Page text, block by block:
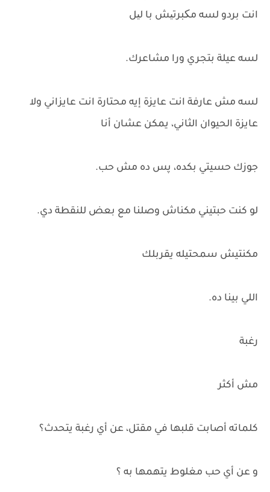
انت بردو لسه مکبرتیش با لیل
لسه عيلة بتجري ورا مشاعرك.
لسه مش عارفة انت عايزة إيه محتارة انت عايزاني ولا
عايزة الحيوان الثاني، يمكن عشان أنا
جوزك حسيتي بكده، پس ده مش حب.
لو كنت حبتيني مكناش وصلنا مع بعض للنقطة دي.
مكنتيش سمحتيله يقربلك
اللي بينا ده.
رغبة
مش أكثر
كلماته أصابت قلبها في مقتل، عن أي رغبة يتحدث؟
و عن أي حب مغلوط يتهمها به ؟